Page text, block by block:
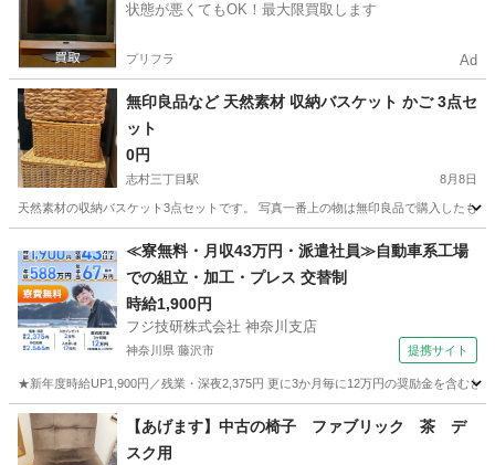
状態が悪くてもOK！最大限買取します
プリフラ Ad
無印良品など 天然素材 収納バスケット かご 3点セ
ット
0円
志村三丁目駅 8月8日
天然素材の収納バスケット3点セットです。 写真一番上の物は無印良品で購入したも
志村三丁目駅 収納家具 バスケット
≪寮無料・月収43万円・派遣社員≫自動車系工場
での組立・加工・プレス 交替制
時給1,900円
フジ技研株式会社 神奈川支店
神奈川県 藤沢市 提携サイト
★新年度時給UP1,900円／残業・深夜2,375円 更に3か月毎に12万円の奨励金を含む
神奈川 藤沢市 その他
【あげます】中古の椅子 ファブリック 茶 デ
スク用